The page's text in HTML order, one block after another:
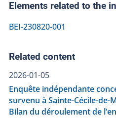
Elements related to the
BEI-230820-001
Related content
2026-01-05
Enquête indépendante
survenu à Sainte-Cécile-de-
Bilan du déroulement de